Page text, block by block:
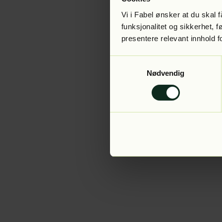
Vi i Fabel ønsker at du skal
funksjonalitet og sikkerhet,
presentere relevant innhold
Nødvendig
Application